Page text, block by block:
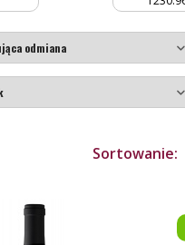
Sortowanie: